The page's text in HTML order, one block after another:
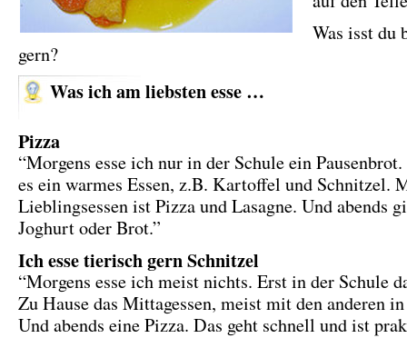
Was isst du
gern?
Was ich am liebsten esse …
Pizza
“Morgens esse ich nur in der Schule ein
es ein warmes Essen, z.B. Kartoffel und Schnitzel.
Lieblingsessen ist Pizza und Lasagne. Und abends
Joghurt oder Brot.”
Ich esse tierisch gern Schnitzel
“Morgens esse ich meist nichts. Erst in der Schule
Zu Hause das Mittagessen, meist mit den anderen
Und abends eine Pizza. Das geht schnell und ist